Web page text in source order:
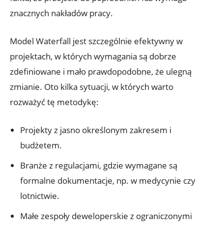
znacznych nakładów pracy.
Model Waterfall jest szczególnie efektywny w
projektach, w których wymagania są dobrze
zdefiniowane i mało prawdopodobne, że ulegną
zmianie. Oto kilka sytuacji, w których warto
rozważyć tę metodykę:
Projekty z jasno określonym zakresem i
budżetem.
Branże z regulacjami, gdzie wymagane są
formalne dokumentacje, np. w medycynie czy
lotnictwie.
Małe zespoły deweloperskie z ograniczonymi